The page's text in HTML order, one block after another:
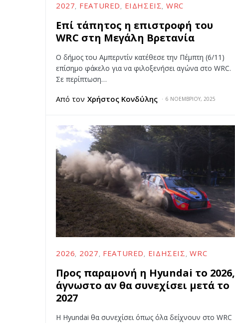
2027 FEATURED ΕΙΔΉΣΕΙΣ WRC
Επί τάπητος η επιστροφή του
WRC στη Μεγάλη Βρετανία
O δήμος του Αμπερντίν κατέθεσε την Πέμπτη (6/11)
επίσημο φάκελο για να φιλοξενήσει αγώνα στο WRC.
Σε περίπτωση…
Από τον Χρήστος Κονδύλης 6 ΝΟΕΜΒΡΊΟΥ, 2025
2026 2027 FEATURED ΕΙΔΉΣΕΙΣ WRC
Προς παραμονή η Hyundai το 2026,
άγνωστο αν θα συνεχίσει μετά το
2027
H Hyundai θα συνεχίσει όπως όλα δείχνουν στο WRC